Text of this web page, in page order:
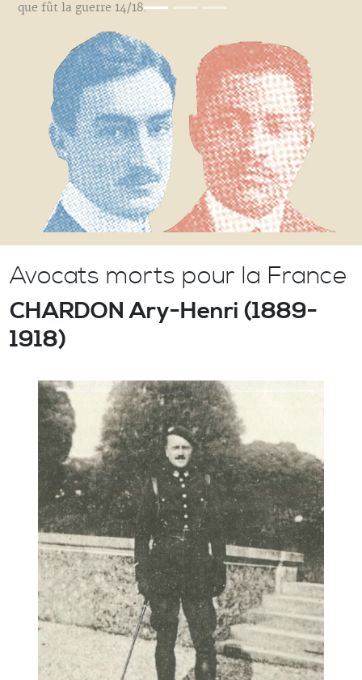
que fût la guerre 14/18.
Avocats morts pour la France
CHARDON Ary-Henri (1889-
1918)